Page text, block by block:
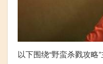
以下围绕“野蛮杀戮攻略